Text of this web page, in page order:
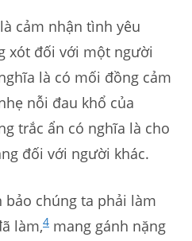
cảm nhận tình yêu
xót đối với một người
là có mối đồng cảm
nỗi đau khổ của
trắc ẩn có nghĩa là cho
đối với người khác.
bảo chúng ta phải làm
làm,4 mang gánh nặng